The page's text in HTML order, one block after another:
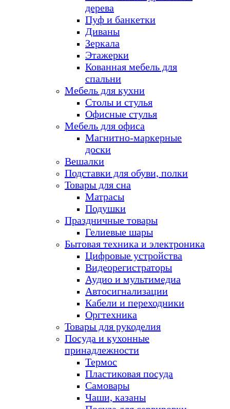
дерева
Пуф и банкетки
Диваны
Зеркала
Этажерки
Кованная мебель для
спальни
Мебель для кухни
Столы и стулья
Офисные стулья
Мебель для офиса
Магнитно-маркерные
доски
Вешалки
Подставки для обуви, полки
Товары для сна
Матрасы
Подушки
Праздничные товары
Гелиевые шары
Бытовая техника и электроника
Цифровые устройства
Видеорегистраторы
Аудио и мультимедиа
Автосигнализации
Кабели и переходники
Оргтехника
Товары для рукоделия
Посуда и кухонные
принадлежности
Термос
Пластиковая посуда
Самовары
Чаши, казаны